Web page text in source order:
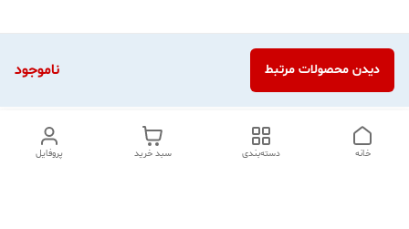
ناموجود دیدن محصولات مرتبط
پروفایل سبد خرید دسته‌بندی خانه